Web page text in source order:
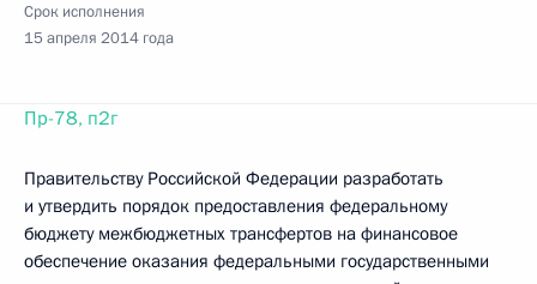
Срок исполнения
15 апреля 2014 года
Пр-78, п2г
Правительству Российской Федерации разработать
и утвердить порядок предоставления федеральному
бюджету межбюджетных трансфертов на финансовое
обеспечение оказания федеральными государственными